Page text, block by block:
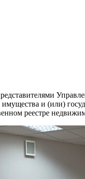
и (или)
реестре